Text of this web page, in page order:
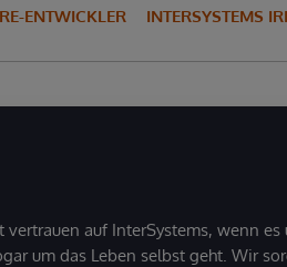
ENTWICKLER INTERSYSTEMS
auf InterSystems, wenn es
um das Leben selbst geht. Wir